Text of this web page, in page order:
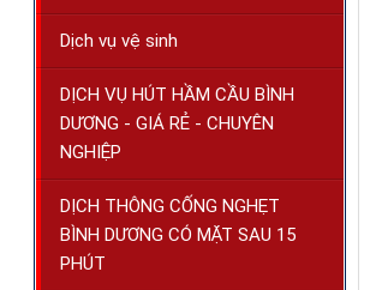
Dịch vụ vệ sinh
DỊCH VỤ HÚT HẦM CẦU BÌNH
DƯƠNG - GIÁ RẺ - CHUYÊN
NGHIỆP
DỊCH THÔNG CỐNG NGHẸT
BÌNH DƯƠNG CÓ MẶT SAU 15
PHÚT